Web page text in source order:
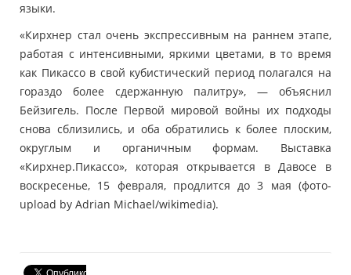
языки.
«Кирхнер стал очень экспрессивным на раннем этапе,
работая с интенсивными, яркими цветами, в то время
как Пикассо в свой кубистический период полагался на
гораздо более сдержанную палитру», — объяснил
Бейзигель. После Первой мировой войны их подходы
снова сблизились, и оба обратились к более плоским,
округлым и органичным формам. Выставка
«Кирхнер.Пикассо», которая открывается в Давосе в
воскресенье, 15 февраля, продлится до 3 мая (фото-
upload by Adrian Michael/wikimedia).